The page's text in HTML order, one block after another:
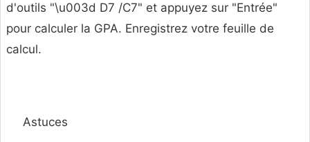
d'outils "\u003d D7 /C7" et appuyez sur "Entrée"
pour calculer la GPA. Enregistrez votre feuille de
calcul.
Astuces